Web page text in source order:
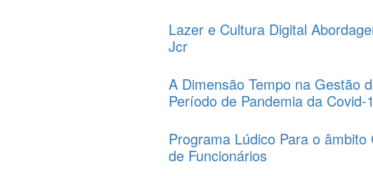
Lazer e Cultura Digital
Jcr
A Dimensão Tempo na Gestão
Período de Pandemia da Covid-
Programa Lúdico Para o
de Funcionários